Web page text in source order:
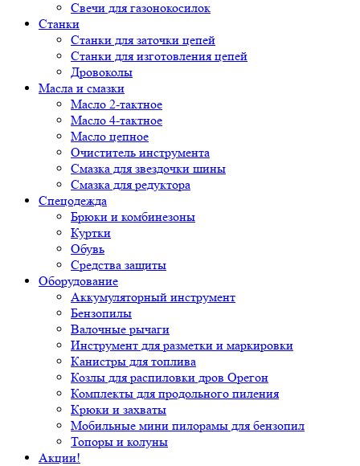
Свечи для газонокосилок
Станки
Cтанки для заточки цепей
Станки для изготовления цепей
Дровоколы
Масла и смазки
Масло 2-тактное
Масло 4-тактное
Масло цепное
Очиститель инструмента
Смазка для звездочки шины
Смазка для редуктора
Спецодежда
Брюки и комбинезоны
Куртки
Обувь
Средства защиты
Оборудование
Аккумуляторный инструмент
Бензопилы
Валочные рычаги
Инструмент для разметки и маркировки
Канистры для топлива
Козлы для распиловки дров Орегон
Комплекты для продольного пиления
Крюки и захваты
Мобильные мини пилорамы для бензопил
Топоры и колуны
Акции!